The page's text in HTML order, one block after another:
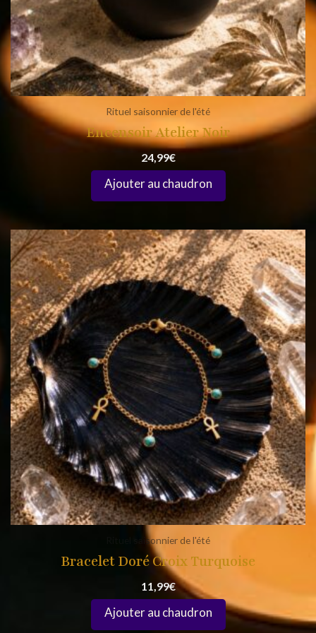
Rituel saisonnier de l'été
Encensoir Atelier Noir
24,99€
Rituel saisonnier de l'été
Bracelet Doré Croix Turquoise
11,99€